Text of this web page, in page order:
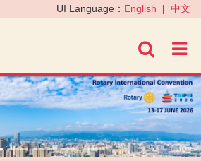
進階
UI Language： English | 中文
›